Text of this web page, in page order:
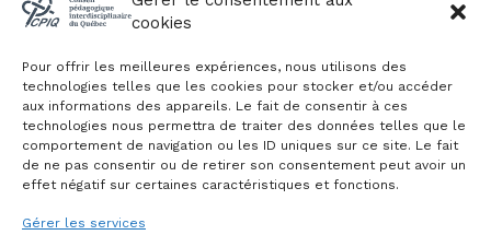
cookies
Pour offrir les meilleures expériences, nous utilisons des
technologies telles que les cookies pour stocker et/ou accéder
aux informations des appareils. Le fait de consentir à ces
technologies nous permettra de traiter des données telles que le
comportement de navigation ou les ID uniques sur ce site. Le fait
de ne pas consentir ou de retirer son consentement peut avoir un
effet négatif sur certaines caractéristiques et fonctions.
Gérer les services
Revue
Avis et mémoires
Autres publications
NOUS JOINDRE
Politique de confidentialité des